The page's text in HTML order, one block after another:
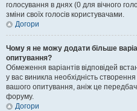
голосування в днях (0 для вічного
зміни своїх голосів користувачами.
Догори
Чому я не можу додати більше
опитування?
Обмеження варіантів відповідей
у вас виникла необхідність створення
вашого опитування, аніж це
форуму.
Догори